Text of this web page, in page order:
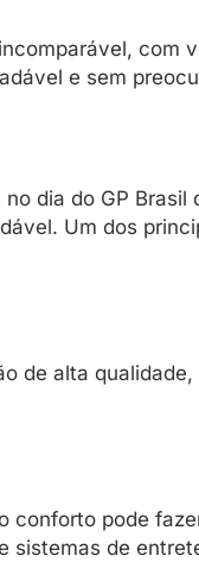
com
e sem
dia do GP Brasil
Um dos
de alta
conforto pode
sistemas de